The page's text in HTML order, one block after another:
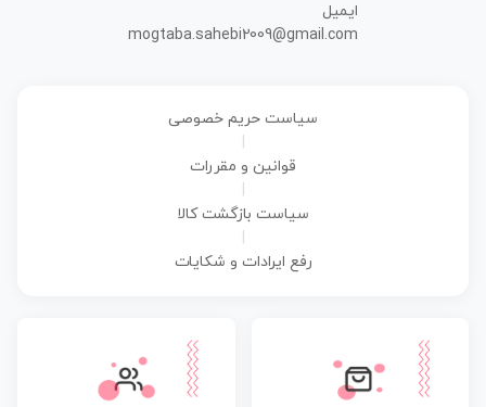
ایمیل
mogtaba.sahebi2009@gmail.com
سیاست حریم خصوصی
قوانین و مقررات
سیاست بازگشت کالا
رفع ایرادات و شکایات